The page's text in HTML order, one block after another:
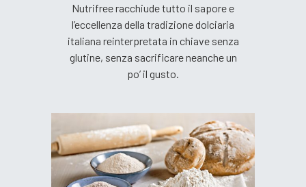
Nutrifree racchiude tutto il sapore e
l’eccellenza della tradizione dolciaria
italiana reinterpretata in chiave senza
glutine, senza sacrificare neanche un
po’ il gusto.